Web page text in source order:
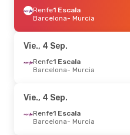
Renfe1 Escala
Barcelona- Murcia
Vie., 4 Sep.
Renfe1 Escala
Barcelona- Murcia
Vie., 4 Sep.
Renfe1 Escala
Barcelona- Murcia